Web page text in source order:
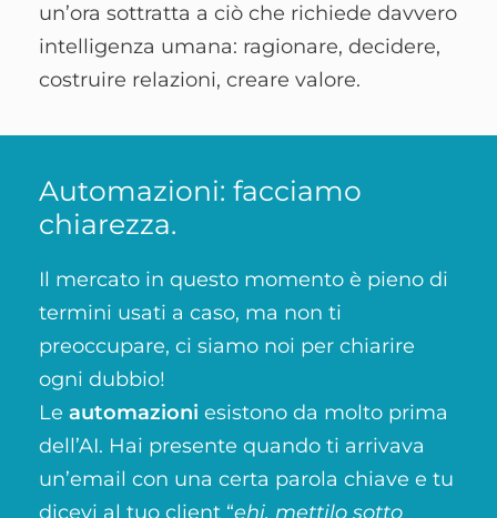
un’ora sottratta a ciò che richiede davvero
intelligenza umana: ragionare, decidere,
costruire relazioni, creare valore.
Automazioni: facciamo
chiarezza.
Il mercato in questo momento è pieno di
termini usati a caso, ma non ti
preoccupare, ci siamo noi per chiarire
ogni dubbio!
Le automazioni esistono da molto prima
dell’AI. Hai presente quando ti arrivava
un’email con una certa parola chiave e tu
dicevi al tuo client “ehi, mettilo sotto